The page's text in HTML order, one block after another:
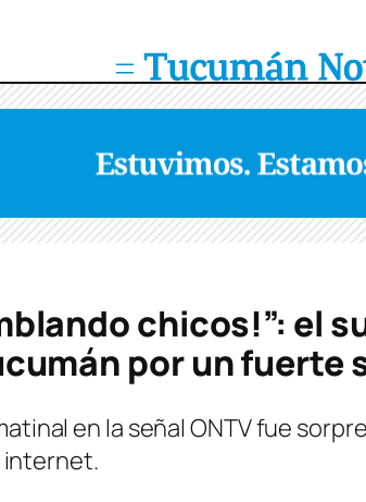
chicos!”: el
por un fuerte
en la señal ONTV fue
internet.